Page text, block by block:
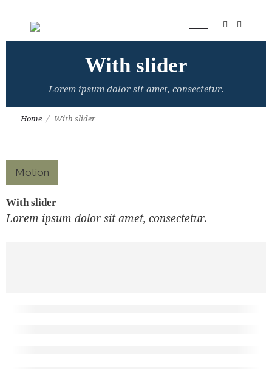
With slider
Lorem ipsum dolor sit amet, consectetur.
Home With slider
Motion
With slider
Lorem ipsum dolor sit amet, consectetur.